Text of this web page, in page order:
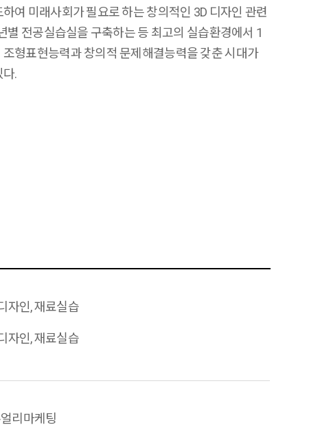
여 미래사회가 필요로 하는 창의적인 3D 디자인 관련
전공실습실을 구축하는 등 최고의 실습환경에서 1
형표현능력과 창의적 문제해결능력을 갖춘 시대가
.
자인, 재료실습
자인, 재료실습
리마케팅